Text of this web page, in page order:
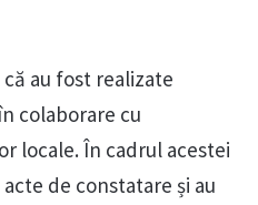
au fost realizate
colaborare cu
locale. În cadrul acestei
de constatare și au